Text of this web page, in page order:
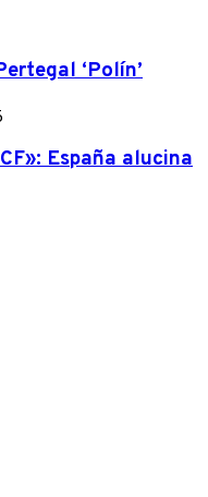
‘Polín’
España alucina